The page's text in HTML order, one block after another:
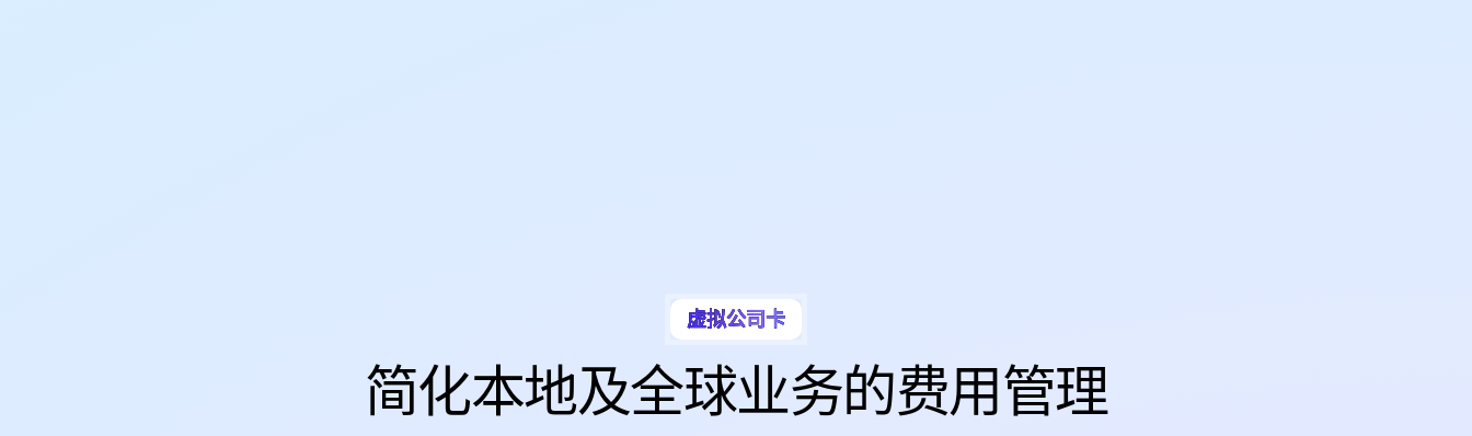
虚拟公司卡
简化本地及全球业务的费用管理